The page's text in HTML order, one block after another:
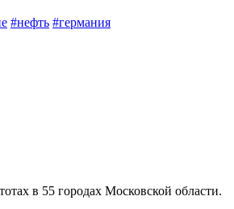
#нефть #германия
в 55 городах Московской области.